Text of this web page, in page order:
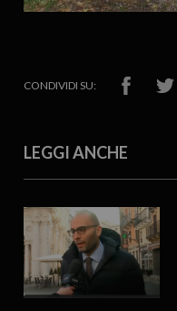
CONDIVIDI SU:
LEGGI ANCHE